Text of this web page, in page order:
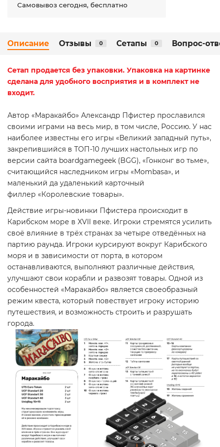
Самовывоз сегодня, бесплатно
Описание Отзывы 0 Сетапы 0 Вопрос-
Сетап продается без упаковки. Упаковка на картинке
сделана для удобного восприятия и в комплект не
входит.
Автор «Маракайбо» Александр Пфистер прославился
своими играми на весь мир, в том числе, Россию. У нас
наиболее известны его игры «Великий западный путь»,
закрепившийся в ТОП-10 лучших настольных игр по
версии сайта boardgamegeek (BGG), «Гонконг во тьме»,
считающийся наследником игры «Mombasa», и
маленький да удаленький карточный
филлер «Королевские товары».
Действие игры-новинки Пфистера происходит в
Карибском море в XVII веке. Игроки стремятся усилить
своё влияние в трёх странах за четыре отведённых на
партию раунда. Игроки курсируют вокруг Карибского
моря и в зависимости от порта, в котором
останавливаются, выполняют различные действия,
улучшают свои корабли и развозят товары. Одной из
особенностей «Маракайбо» является своеобразный
режим квеста, который повествует игроку историю
путешествия, и возможность строить и разрушать
города.